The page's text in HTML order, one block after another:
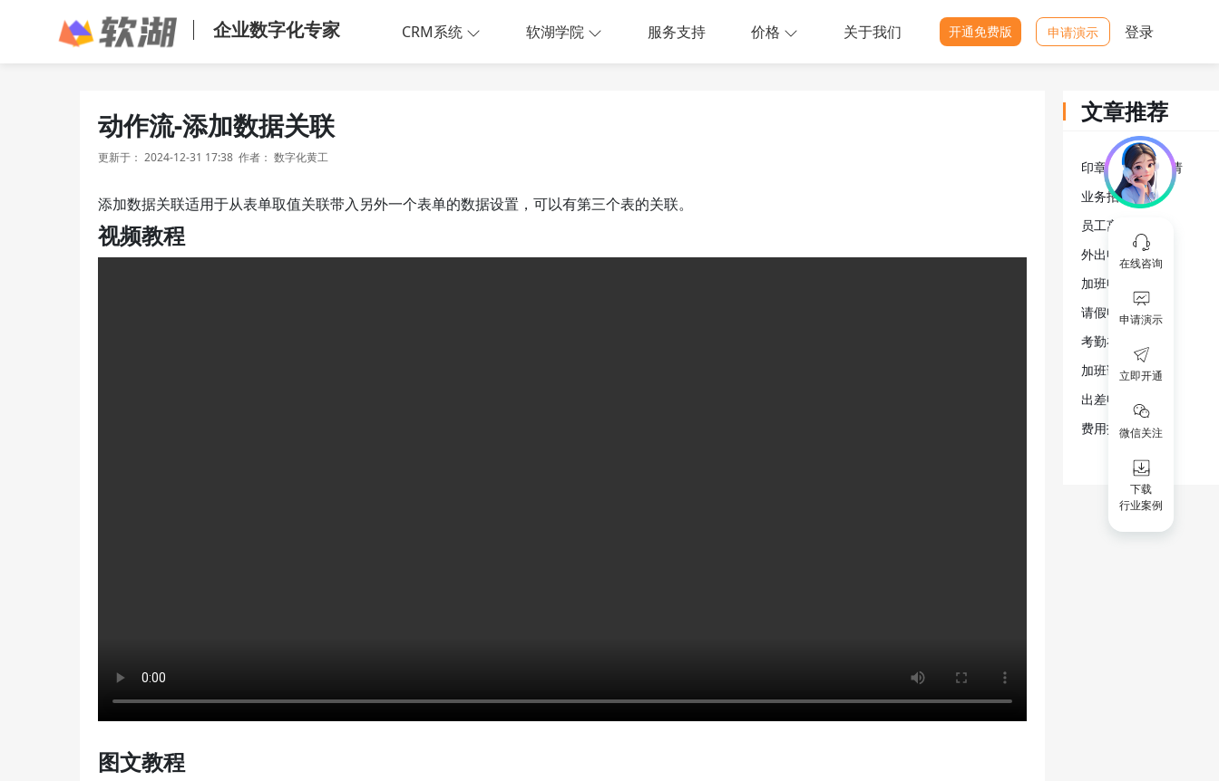
企业数字化专家 CRM系统 软湖学院 服务支持 价格 关于我们 开通免费版 申请演示 登录
动作流-添加数据关联
更新于： 2024-12-31 17:38 作者： 数字化黄工
添加数据关联适用于从表单取值关联带入另外一个表单的数据设置，可以有第三个表的关联。
视频教程
图文教程
文章推荐
印章使用审批申请
业务招待申请
员工离职申请
外出申请
加班申请
请假申请
考勤补签
加班调休
出差申请
费用报销单
在线咨询
申请演示
立即开通
微信关注
下载
行业案例